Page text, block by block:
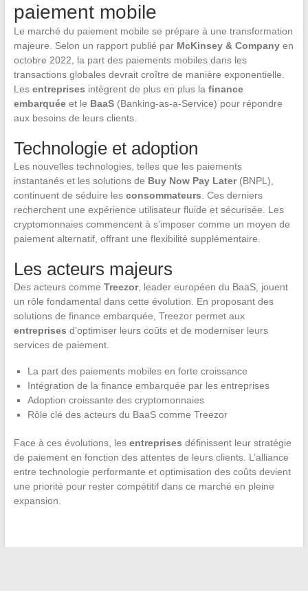
paiement mobile
Le marché du paiement mobile se prépare à une transformation
majeure. Selon un rapport publié par McKinsey & Companyen
octobre 2022, la part des paiements mobiles dans les
transactions globales devrait croître de manière exponentielle.
Les entreprises intègrent de plus en plus la finance
embarquéeet le BaaS(Banking-as-a-Service) pour répondre
aux besoins de leurs clients.
Technologie et adoption
Les nouvelles technologies, telles que les paiements
instantanés et les solutions de Buy Now Pay Later(BNPL),
continuent de séduire les consommateurs . Ces derniers
recherchent une expérience utilisateur fluide et sécurisée. Les
cryptomonnaies commencent à s’imposer comme un moyen de
paiement alternatif, offrant une flexibilité supplémentaire.
Les acteurs majeurs
Des acteurs comme Treezor, leader européen du BaaS, jouent
un rôle fondamental dans cette évolution. En proposant des
solutions de finance embarquée, Treezor permet aux
entreprises d’optimiser leurs coûts et de moderniser leurs
services de paiement.
La part des paiements mobiles en forte croissance
Intégration de la finance embarquée par les entreprises
Adoption croissante des cryptomonnaies
Rôle clé des acteurs du BaaS comme Treezor
Face à ces évolutions, les entreprises définissent leur stratégie
de paiement en fonction des attentes de leurs clients. L’alliance
entre technologie performante et optimisation des coûts devient
une priorité pour rester compétitif dans ce marché en pleine
expansion.